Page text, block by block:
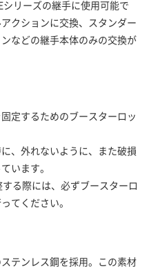
リーズの継手に使用可能で
クションに交換、スタンダー
などの継手本体のみの交換が
定するためのブースターロッ
、外れないように、また破損
います。
る際には、必ずブースターロ
てください。
テンレス鋼を採用。この素材